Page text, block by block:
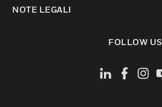
NOTE LEGALI
FOLLOW US